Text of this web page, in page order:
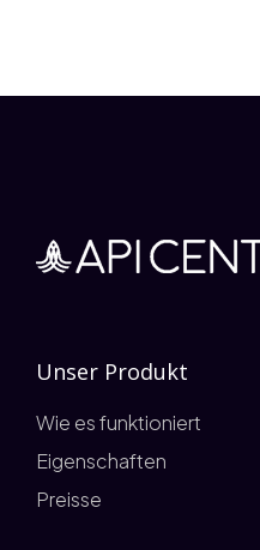
Unser Produkt
Wie es funktioniert
Eigenschaften
Preisse